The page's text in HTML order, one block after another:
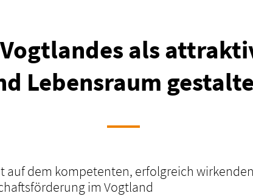
als
Lebensraum
auf dem kompetenten, erfolgreich
im Vogtland